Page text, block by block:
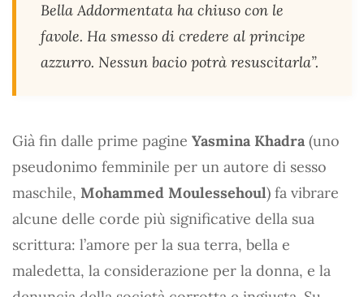
Bella Addormentata ha chiuso con le
favole. Ha smesso di credere al principe
azzurro. Nessun bacio potrà resuscitarla”.
Già fin dalle prime pagine Yasmina Khadra (uno
pseudonimo femminile per un autore di sesso
maschile, Mohammed Moulessehoul) fa vibrare
alcune delle corde più significative della sua
scrittura: l’amore per la sua terra, bella e
maledetta, la considerazione per la donna, e la